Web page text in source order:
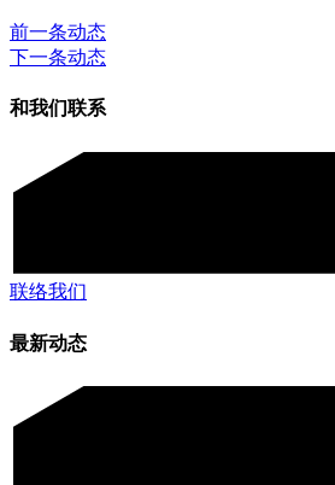
前一条动态
下一条动态
和我们联系
联络我们
最新动态